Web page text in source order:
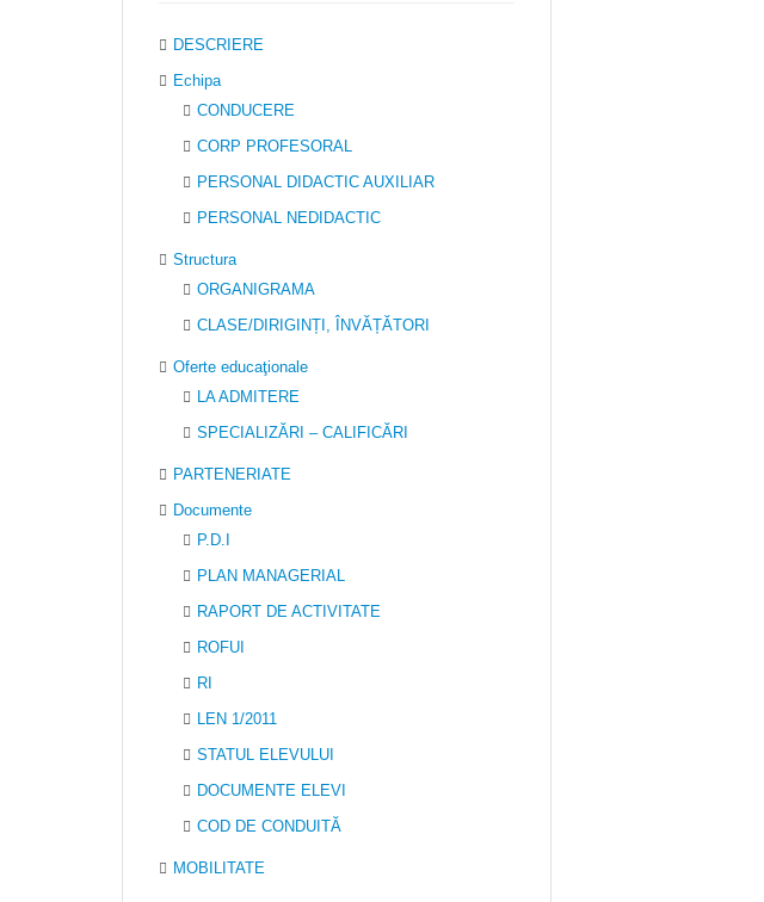
DESCRIERE
Echipa
CONDUCERE
CORP PROFESORAL
PERSONAL DIDACTIC AUXILIAR
PERSONAL NEDIDACTIC
Structura
ORGANIGRAMA
CLASE/DIRIGINȚI, ÎNVĂȚĂTORI
Oferte educaţionale
LA ADMITERE
SPECIALIZĂRI – CALIFICĂRI
PARTENERIATE
Documente
P.D.I
PLAN MANAGERIAL
RAPORT DE ACTIVITATE
ROFUI
RI
LEN 1/2011
STATUL ELEVULUI
DOCUMENTE ELEVI
COD DE CONDUITĂ
MOBILITATE